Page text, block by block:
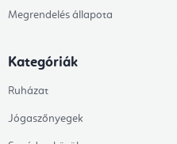
Megrendelés állapota
Kategóriák
Ruházat
Jógaszőnyegek